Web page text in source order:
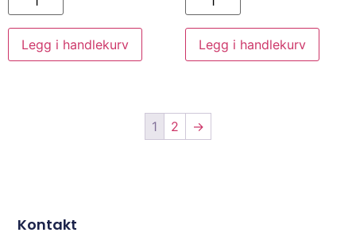
Legg i handlekurv Legg i handlekurv
1 2 →
Kontakt